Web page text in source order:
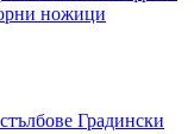
ножици
Градински